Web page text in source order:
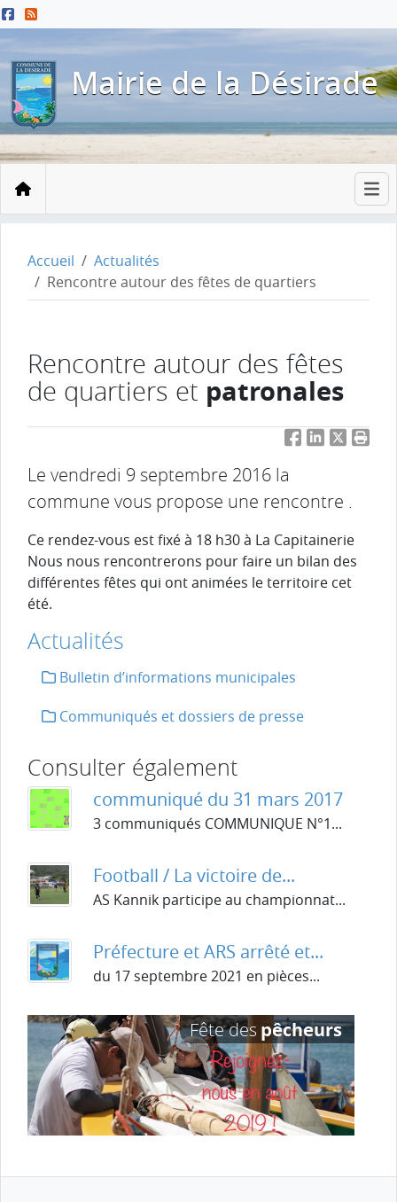
Menu principal
Contenu principal
Pied de page
Mairie de la Désirade
Accueil
Accueil
Actualités
Rencontre autour des fêtes de quartiers
Rencontre autour des fêtes
de quartiers et patronales
FacebookLinkedIn
Twitter
Le vendredi 9 septembre 2016 la
commune vous propose une rencontre .
Ce rendez-vous est fixé à 18 h30 à La Capitainerie
Nous nous rencontrerons pour faire un bilan des
différentes fêtes qui ont animées le territoire cet
été.
Actualités
Bulletin d’informations municipales
Communiqués et dossiers de presse
Consulter également
communiqué du 31 mars 2017
3 communiqués COMMUNIQUE N°1...
Football / La victoire de...
AS Kannik participe au championnat...
Préfecture et ARS arrêté et...
du 17 septembre 2021 en pièces...